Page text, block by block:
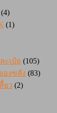
(4)
(1)
ะเป๋อ (105)
องขลัง (83)
ยว (2)